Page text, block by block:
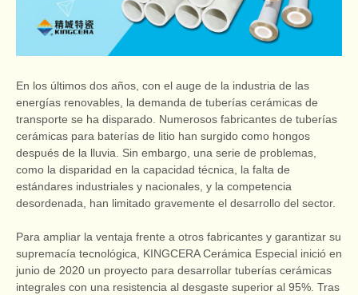
En los últimos dos años, con el auge de la industria de las
energías renovables, la demanda de tuberías cerámicas de
transporte se ha disparado. Numerosos fabricantes de tuberías
cerámicas para baterías de litio han surgido como hongos
después de la lluvia. Sin embargo, una serie de problemas,
como la disparidad en la capacidad técnica, la falta de
estándares industriales y nacionales, y la competencia
desordenada, han limitado gravemente el desarrollo del sector.
Para ampliar la ventaja frente a otros fabricantes y garantizar su
supremacía tecnológica, KINGCERA Cerámica Especial inició en
junio de 2020 un proyecto para desarrollar tuberías cerámicas
integrales con una resistencia al desgaste superior al 95%. Tras